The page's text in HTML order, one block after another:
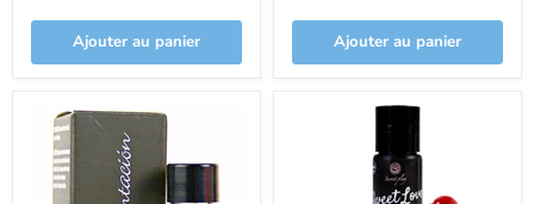
Ajouter au panier
SwedeAjouter au panier